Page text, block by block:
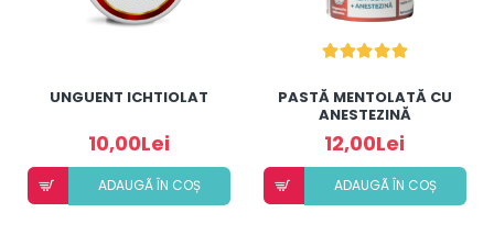
UNGUENT ICHTIOLAT
10,00Lei
ADAUGÃ ÎN COȘ
PASTĂ MENTOLATĂ CU
ANESTEZINĂ
12,00Lei
ADAUGÃ ÎN COȘ